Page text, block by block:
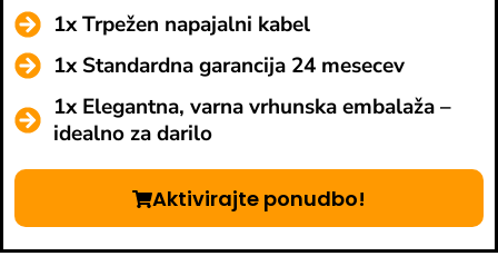
1x Trpežen napajalni kabel
1x Standardna garancija 24 mesecev
1x Elegantna, varna vrhunska embalaža –
idealno za darilo
Aktivirajte ponudbo!